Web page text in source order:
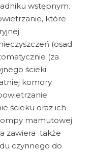
wstępnym.
które
(osad
(za
ścieki
komory
ścieku oraz ich
mamutowej
zawiera także
czynnego do